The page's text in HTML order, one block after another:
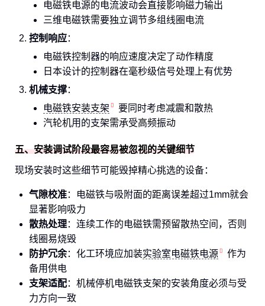
电磁铁电源的电流波动会直接影响磁力输出
三维电磁铁需要独立调节多组线圈电流
控制响应：
电磁铁控制器的响应速度决定了动作精度
日本设计的控制器在毫秒级信号处理上有优势
机械支撑：
电磁铁安装支架
要同时考虑减震和散热
汽轮机用的支架需承受高频振动
五、安装调试阶段最容易被忽视的关键细节
现场安装时这些细节可能毁掉精心挑选的设备：
气隙校准：电磁铁与吸附面的距离误差超过1mm就会
显著影响吸力
散热处理：连续工作的电磁铁需预留散热空间，否则
线圈易烧毁
防护冗余：化工环境应加装实验室电磁铁电源
作为
备用供电
支架适配：机械停机电磁铁支架的安装角度必须与受
力方向一致